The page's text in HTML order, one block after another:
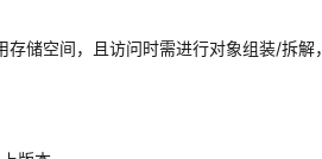
储空间，且访问时需进行对象组装/拆解